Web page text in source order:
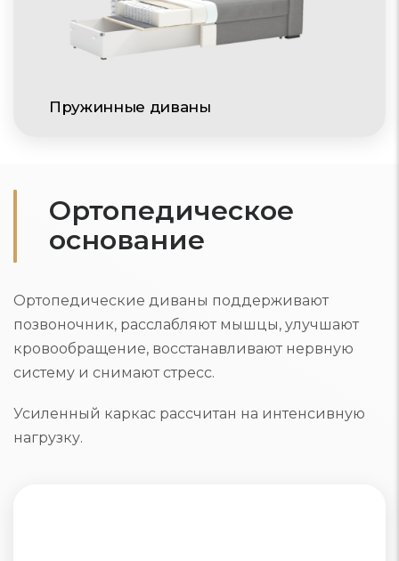
Пружинные диваны
Ортопедическое
основание
Ортопедические диваны поддерживают
позвоночник, расслабляют мышцы, улучшают
кровообращение, восстанавливают нервную
систему и снимают стресс.
Усиленный каркас рассчитан на интенсивную
нагрузку.